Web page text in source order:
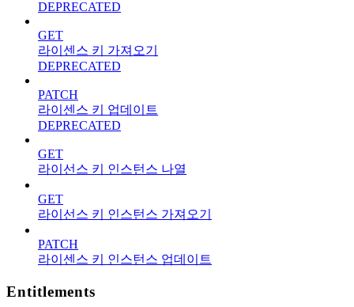
DEPRECATED
GET
라이센스 키 가져오기
DEPRECATED
PATCH
라이센스 키 업데이트
DEPRECATED
GET
라이선스 키 인스턴스 나열
GET
라이선스 키 인스턴스 가져오기
PATCH
라이센스 키 인스턴스 업데이트
Entitlements